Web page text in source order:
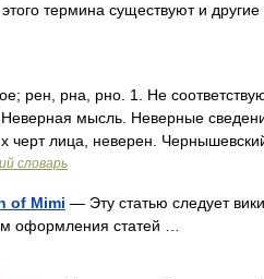
термина существуют и
рен, рна, рно. 1. Не
мысль. Неверные
черт лица, неверен.
словарь
of Mimi — Эту статью следует
оформления статей …